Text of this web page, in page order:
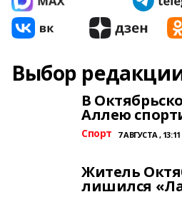
Выбор
В
Аллею
Спорт 7 АВГУСТА , 13:11
Житель
лишился